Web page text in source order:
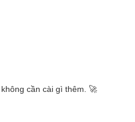
cần cài gì thêm. 🚀